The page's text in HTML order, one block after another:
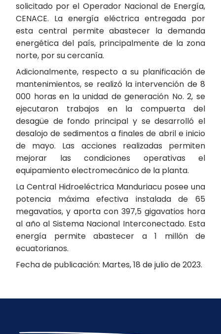
solicitado por el Operador Nacional de Energía,
CENACE. La energía eléctrica entregada por
esta central permite abastecer la demanda
energética del país, principalmente de la zona
norte, por su cercanía.
Adicionalmente, respecto a su planificación de
mantenimientos, se realizó la intervención de 8
000 horas en la unidad de generación No. 2, se
ejecutaron trabajos en la compuerta del
desagüe de fondo principal y se desarrolló el
desalojo de sedimentos a finales de abril e inicio
de mayo. Las acciones realizadas permiten
mejorar las condiciones operativas el
equipamiento electromecánico de la planta.
La Central Hidroeléctrica Manduriacu posee una
potencia máxima efectiva instalada de 65
megavatios, y aporta con 397,5 gigavatios hora
al año al Sistema Nacional Interconectado. Esta
energía permite abastecer a 1 millón de
ecuatorianos.
Fecha de publicación: Martes, 18 de julio de 2023.